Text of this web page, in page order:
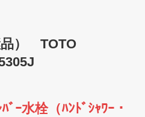
品） TOTO
ｰ水栓（ﾊﾝﾄﾞｼｬﾜｰ・